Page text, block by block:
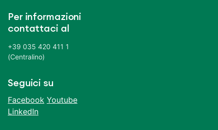
Per informazioni
contattaci al
+39 035 420 411 1
(Centralino)
Seguici su
Facebook Youtube
LinkedIn